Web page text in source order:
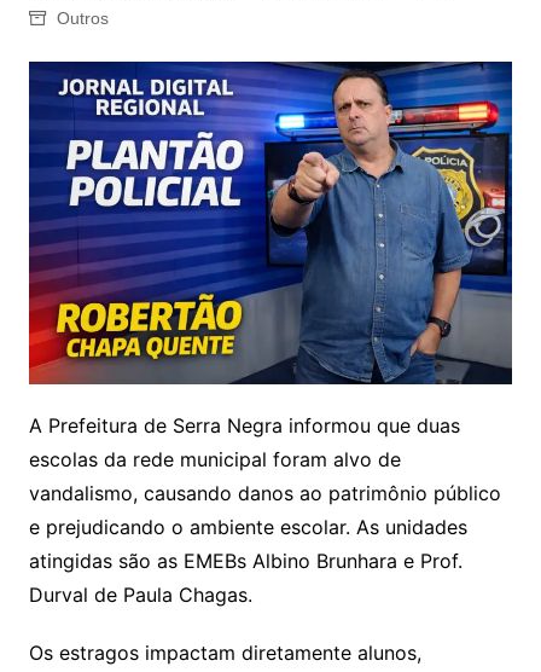
Outros
A Prefeitura de Serra Negra informou que duas
escolas da rede municipal foram alvo de
vandalismo, causando danos ao patrimônio público
e prejudicando o ambiente escolar. As unidades
atingidas são as EMEBs Albino Brunhara e Prof.
Durval de Paula Chagas.
Os estragos impactam diretamente alunos,